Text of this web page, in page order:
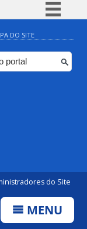
BR
DO SITE
do Site
MENU